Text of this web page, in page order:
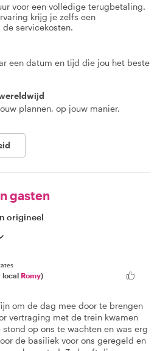
voor een volledige terugbetaling.
krijg je zelfs een
servicekosten.
een datum en tijd die jou het beste
plannen, op jouw manier.
gasten
origineel
local Romy)
om de dag mee door te brengen
vertraging met de trein kwamen
op ons te wachten en was erg
de basiliek voor ons geregeld en